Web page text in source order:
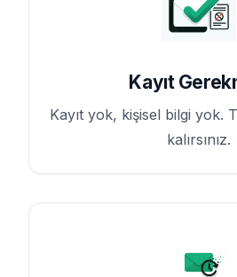
Kayıt
Kayıt yok, kişisel bilgi yok.
kalırsınız.